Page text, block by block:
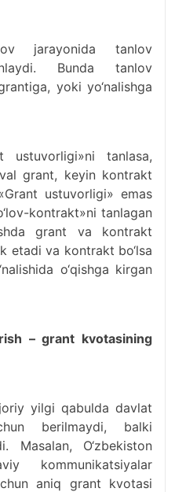
jarayonida tanlov
Bunda tanlov
yoki yo‘nalishga
ustuvorligi»ni tanlasa,
grant, keyin kontrakt
ustuvorligi» emas
kontrakt»ni tanlagan
grant va kontrakt
etadi va kontrakt bo‘lsa
o‘qishga kirgan
– grant kvotasining
yilgi qabulda davlat
berilmaydi, balki
Masalan, O‘zbekiston
kommunikatsiyalar
aniq grant kvotasi